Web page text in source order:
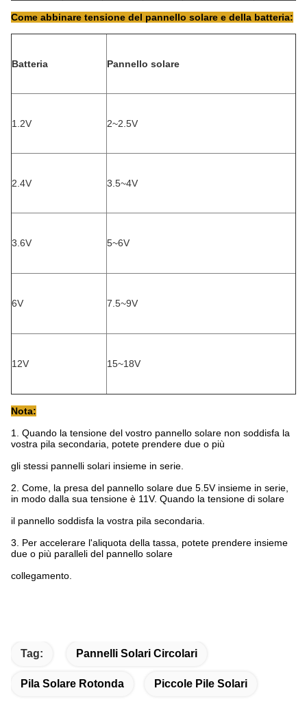
Come abbinare tensione del pannello solare e della batteria:
Batteria Pannello solare
1.2V 2~2.5V
2.4V 3.5~4V
3.6V 5~6V
6V 7.5~9V
12V 15~18V
Nota:
1. Quando la tensione del vostro pannello solare non soddisfa la
vostra pila secondaria, potete prendere due o più
gli stessi pannelli solari insieme in serie.
2. Come, la presa del pannello solare due 5.5V insieme in serie,
in modo dalla sua tensione è 11V. Quando la tensione di solare
il pannello soddisfa la vostra pila secondaria.
3. Per accelerare l'aliquota della tassa, potete prendere insieme
due o più paralleli del pannello solare
collegamento.
Tag: Pannelli Solari Circolari
Pila Solare Rotonda Piccole Pile Solari